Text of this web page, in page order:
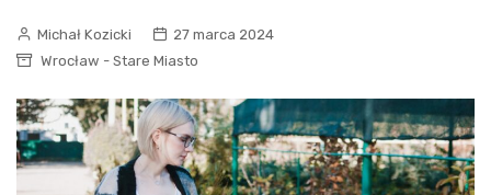
Michał Kozicki
27 marca 2024
Wrocław - Stare Miasto